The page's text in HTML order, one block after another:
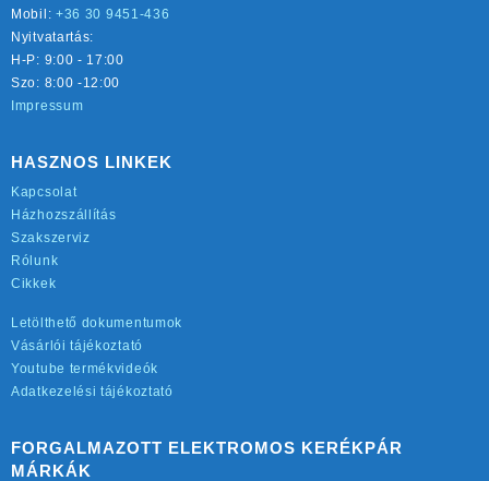
Mobil: +36 30 9451-436
Nyitvatartás:
H-P: 9:00 - 17:00
Szo: 8:00 -12:00
Impressum
HASZNOS LINKEK
Kapcsolat
Házhozszállítás
Szakszerviz
Rólunk
Cikkek
Letölthető dokumentumok
Vásárlói tájékoztató
Youtube termékvideók
Adatkezelési tájékoztató
FORGALMAZOTT ELEKTROMOS KERÉKPÁR
MÁRKÁK